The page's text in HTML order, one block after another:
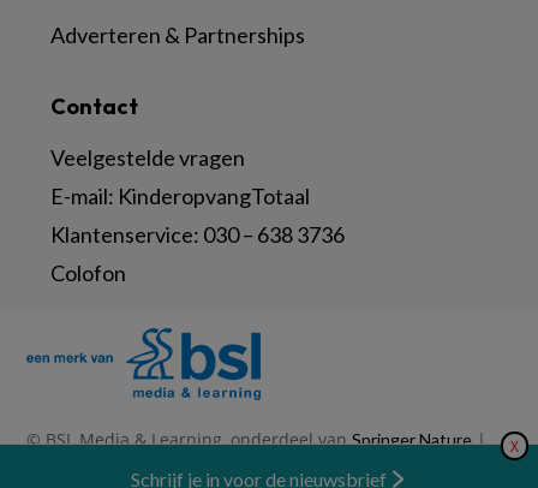
Contact
Veelgestelde vragen
E-mail: KinderopvangTotaal
Klantenservice: 030 – 638 3736
Colofon
Adverteren & Partnerships
© BSL Media & Learning, onderdeel vanSpringer Nature| X
Schrijf je in voor de nieuwsbrief
Nieuwsbrief Abonneren